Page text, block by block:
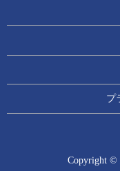
プ
Copyright ©